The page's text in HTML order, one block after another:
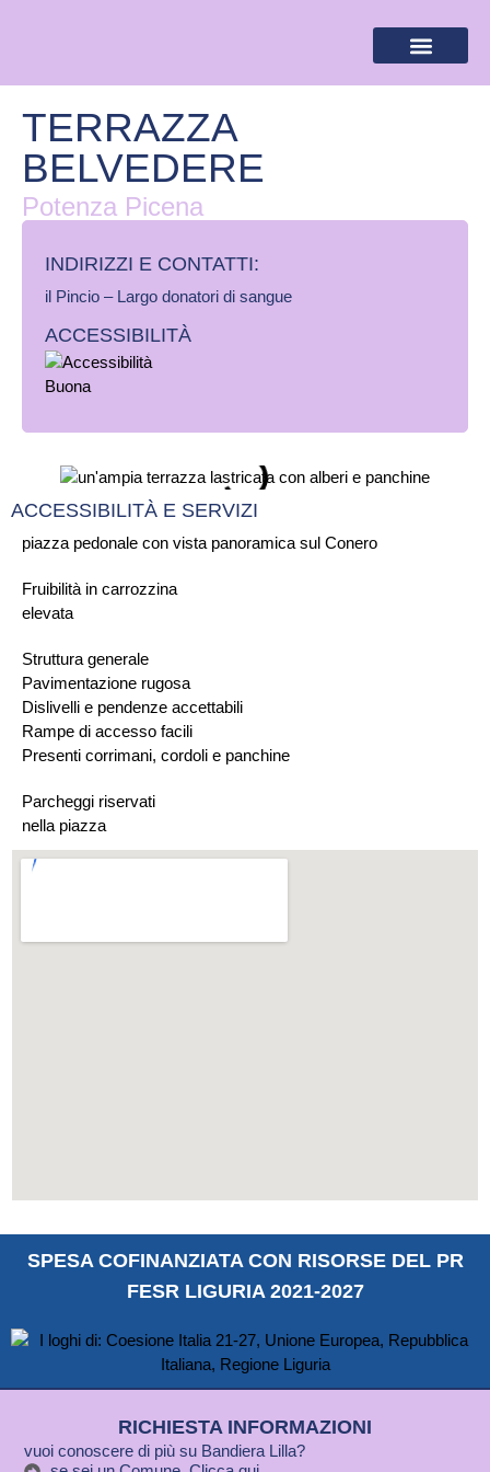
TERRAZZA
BELVEDERE
Potenza Picena
INDIRIZZI E CONTATTI:​
il Pincio – Largo donatori di sangue
ACCESSIBILITÀ
piazza pedonale con vista panoramica sul Conero
Fruibilità in carrozzina
elevata
Struttura generale
Pavimentazione rugosa
Dislivelli e pendenze accettabili
Rampe di accesso facili
Presenti corrimani, cordoli e panchine
Parcheggi riservati
nella piazza
ACCESSIBILITÀ E SERVIZI
SPESA COFINANZIATA CON RISORSE DEL PR
FESR LIGURIA 2021-2027
RICHIESTA INFORMAZIONI
vuoi conoscere di più su Bandiera Lilla?